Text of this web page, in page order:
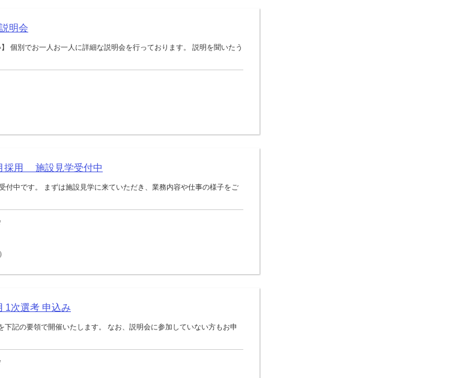
明会
個別でお一人お一人に詳細な説明会を行っております。 説明を聞いたう
採用 施設見学受付中
付中です。 まずは施設見学に来ていただき、業務内容や仕事の様子をご
1次選考 申込み
記の要領で開催いたします。 なお、説明会に参加していない方もお申